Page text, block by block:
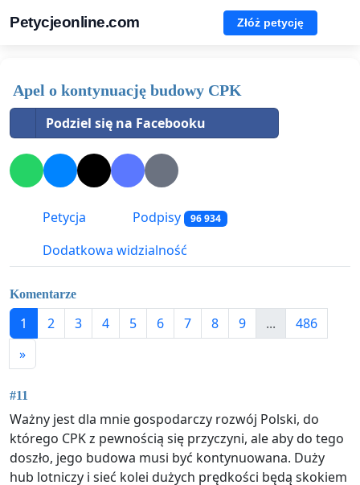
Petycjeonline.com Złóż petycję
Apel o kontynuację budowy CPK
Podziel się na Facebooku
Petycja Podpisy 96 934
Dodatkowa widzialność
Komentarze
1 2 3 4 5 6 7 8 9 ...
486
»
#11
Ważny jest dla mnie gospodarczy rozwój Polski, do
którego CPK z pewnością się przyczyni, ale aby do tego
doszło, jego budowa musi być kontynuowana. Duży
hub lotniczy i sieć kolei dużych prędkości będą skokiem